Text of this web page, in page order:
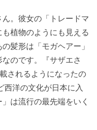
。彼女の「トレードマ
植物のようにも見える
髪形は「モガヘアー」
のです。『サザエさ
されるようになったの
西洋の文化が日本に入
は流行の最先端をいく